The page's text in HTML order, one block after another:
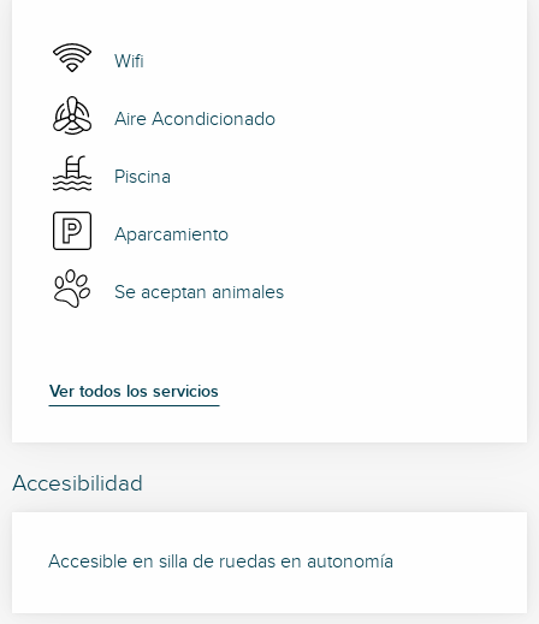
Wifi
Aire Acondicionado
Piscina
Aparcamiento
Se aceptan animales
Ver todos los servicios
Accesibilidad
Accesible en silla de ruedas en autonomía